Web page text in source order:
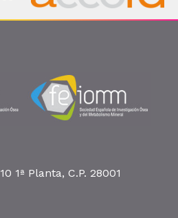
1ª Planta, C.P. 28001